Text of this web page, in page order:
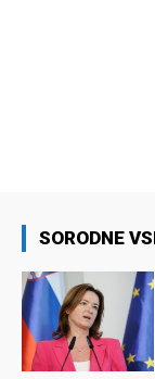
SORODNE